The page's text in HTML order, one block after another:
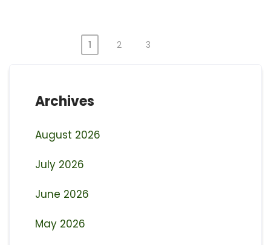
1 2 3
Archives
August 2026
July 2026
June 2026
May 2026